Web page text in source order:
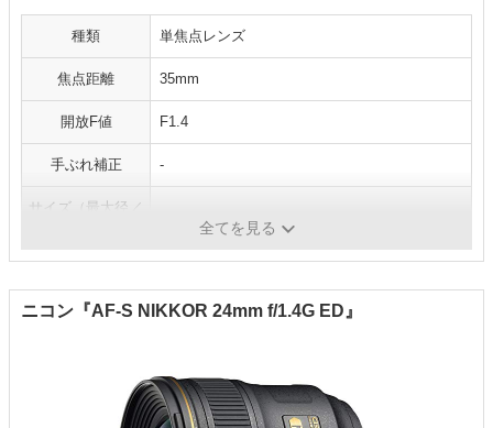
種類 単焦点レンズ
焦点距離 35mm
開放F値 F1.4
手ぶれ補正 -
サイズ（最大径／
70.0／52.5mm
全てを見る
ニコン『AF-S NIKKOR 24mm f/1.4G ED』